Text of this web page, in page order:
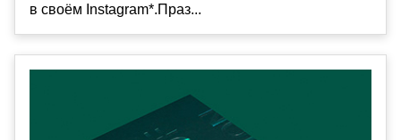
в своём Instagram*.Праз...